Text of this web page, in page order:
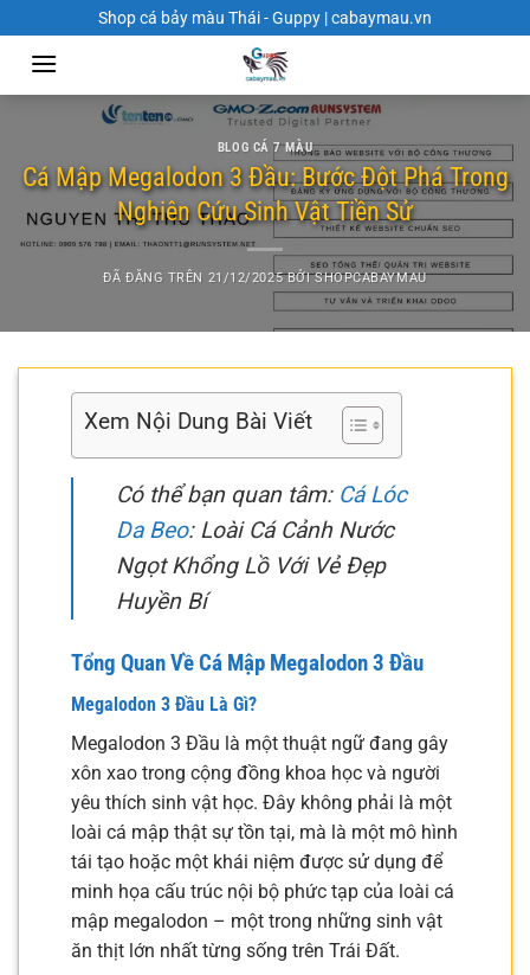
đến
dung
Shop cá bảy màu Thái - Guppy | cabaymau.vn
BLOG CÁ 7 MÀU
Cá Mập Megalodon 3 Đầu: Bước Đột Phá Trong
Nghiên Cứu Sinh Vật Tiền Sử
ĐÃ ĐĂNG TRÊN 21/12/2025 BỞISHOPCABAYMAU
Xem Nội Dung Bài Viết
Có thể bạn quan tâm: Cá Lóc
Da Beo: Loài Cá Cảnh Nước
Ngọt Khổng Lồ Với Vẻ Đẹp
Huyền Bí
Tổng Quan Về Cá Mập Megalodon 3 Đầu
Megalodon 3 Đầu Là Gì?
Megalodon 3 Đầu là một thuật ngữ đang gây
xôn xao trong cộng đồng khoa học và người
yêu thích sinh vật học. Đây không phải là một
loài cá mập thật sự tồn tại, mà là một mô hình
tái tạo hoặc một khái niệm được sử dụng để
minh họa cấu trúc nội bộ phức tạp của loài cá
mập megalodon – một trong những sinh vật
ăn thịt lớn nhất từng sống trên Trái Đất.